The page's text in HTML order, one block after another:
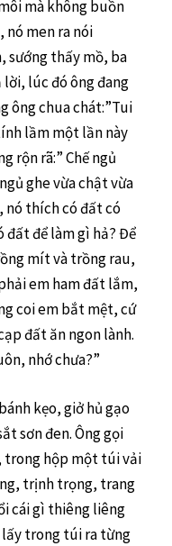
mà không buồn
nó men ra nói
sướng thấy mồ, ba
lời, lúc đó ông đang
ông chua chát:”Tui
lầm một lần này
rộn rã:” Chế ngủ
ghe vừa chật vừa
nó thích có đất có
đất để làm gì hả? Để
mít và trồng rau,
em ham đất lắm,
coi em bắt mệt, cứ
đất ăn ngon lành.
nhớ chưa?”
kẹo, giở hủ gạo
sơn đen. Ông gọi
trong hộp một túi vải
trịnh trọng, trang
cái gì thiêng liêng
trong túi ra từng